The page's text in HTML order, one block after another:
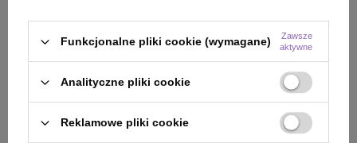
Funkcjonalne pliki cookie (wymagane)
Zawsze
aktywne
Analityczne pliki cookie
Reklamowe pliki cookie